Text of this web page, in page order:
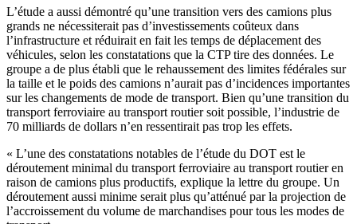
L’étude a aussi démontré qu’une transition vers des camions plus
grands ne nécessiterait pas d’investissements coûteux dans
l’infrastructure et réduirait en fait les temps de déplacement des
véhicules, selon les constatations que la CTP tire des données. Le
groupe a de plus établi que le rehaussement des limites fédérales sur
la taille et le poids des camions n’aurait pas d’incidences importantes
sur les changements de mode de transport. Bien qu’une transition du
transport ferroviaire au transport routier soit possible, l’industrie de
70 milliards de dollars n’en ressentirait pas trop les effets.
« L’une des constatations notables de l’étude du DOT est le
déroutement minimal du transport ferroviaire au transport routier en
raison de camions plus productifs, explique la lettre du groupe. Un
déroutement aussi minime serait plus qu’atténué par la projection de
l’accroissement du volume de marchandises pour tous les modes de